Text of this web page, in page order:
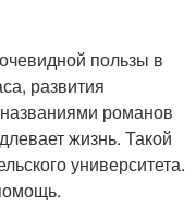
пользы в
развития
романов
жизнь. Такой
университета.